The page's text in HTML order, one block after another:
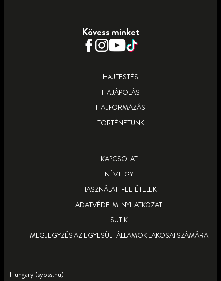
OLEO INTENSE TARTÓS HAJFESTÉK
OLEO INTENSE TARTÓS HAJFESTÉK
TUDJ MEG TÖBBET
Kövess minket
HAJFESTÉS
HAJÁPOLÁS
HAJFORMÁZÁS
TÖRTÉNETÜNK
KAPCSOLAT
NÉVJEGY
HASZNÁLATI FELTÉTELEK
ADATVÉDELMI NYILATKOZAT
SÜTIK
MEGJEGYZÉS AZ EGYESÜLT ÁLLAMOK LAKOSAI SZÁMÁRA
Hungary (syoss.hu)